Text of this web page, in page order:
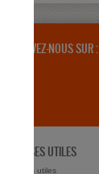
SUIVEZ-NOUS SUR :
ADRESSES UTILES
Adresses utiles